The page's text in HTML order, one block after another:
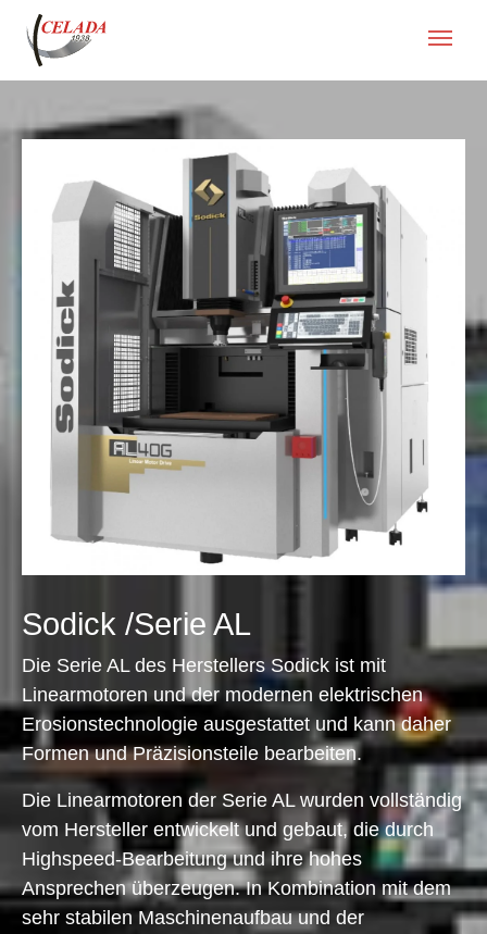
Sodick /Serie AL
Die Serie AL des Herstellers Sodick ist mit
Linearmotoren und der modernen elektrischen
Erosionstechnologie ausgestattet und kann daher
Formen und Präzisionsteile bearbeiten.
Die Linearmotoren der Serie AL wurden vollständig
vom Hersteller entwickelt und gebaut, die durch
Highspeed-Bearbeitung und ihre hohes
Ansprechen überzeugen. In Kombination mit dem
sehr stabilen Maschinenaufbau und der